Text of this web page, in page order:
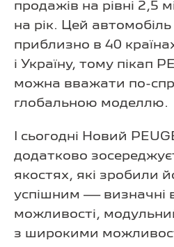
продажів на рівні 2,5
на рік. Цей
приблизно в 40
і Україну, тому пікап
можна вважати по-
глобальною моделлю.
І сьогодні Новий
додатково
якостях, які зробили
успішним — визначні
можливості,
з широкими